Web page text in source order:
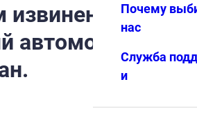
Почему
нас
Служба
и
извинения, но
автомобиль